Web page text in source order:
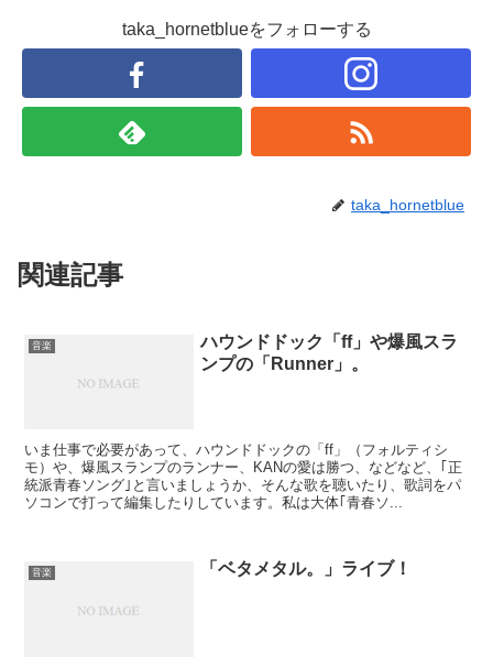
taka_hornetblueをフォローする
taka_hornetblue
関連記事
音楽
ハウンドドック「ff」や爆風スラ
ンプの「Runner」。
いま仕事で必要があって、ハウンドドックの「ff」（フォルティシ
モ）や、爆風スランプのランナー、KANの愛は勝つ、などなど、｢正
統派青春ソング｣と言いましょうか、そんな歌を聴いたり、歌詞をパ
ソコンで打って編集したりしています。私は大体｢青春ソ...
音楽 「ベタメタル。」ライブ！